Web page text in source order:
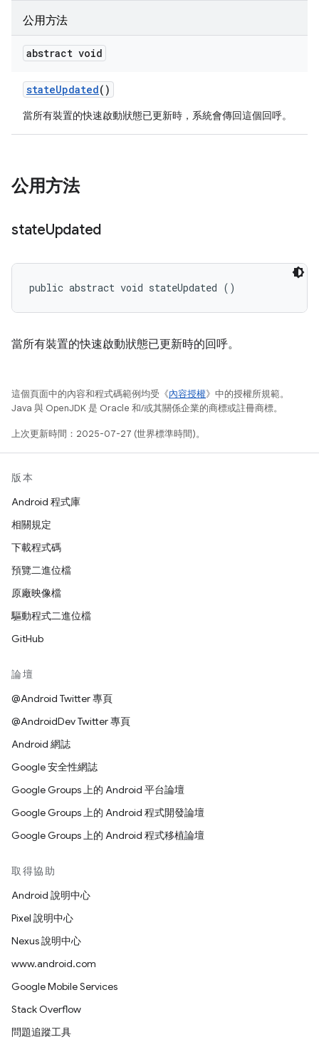
公用方法
abstract void
stateUpdated()
當所有裝置的快速啟動狀態已更新時，系統會傳回這個回呼。
公用方法
stateUpdated
public abstract void stateUpdated ()
當所有裝置的快速啟動狀態已更新時的回呼。
這個頁面中的內容和程式碼範例均受《內容授權》中的授權所規範。
Java 與 OpenJDK 是 Oracle 和/或其關係企業的商標或註冊商標。
上次更新時間：2025-07-27 (世界標準時間)。
版本
Android 程式庫
相關規定
下載程式碼
預覽二進位檔
原廠映像檔
驅動程式二進位檔
GitHub
論壇
@Android Twitter 專頁
@AndroidDev Twitter 專頁
Android 網誌
Google 安全性網誌
Google Groups 上的 Android 平台論壇
Google Groups 上的 Android 程式開發論壇
Google Groups 上的 Android 程式移植論壇
取得協助
Android 說明中心
Pixel 說明中心
Nexus 說明中心
www.android.com
Google Mobile Services
Stack Overflow
問題追蹤工具